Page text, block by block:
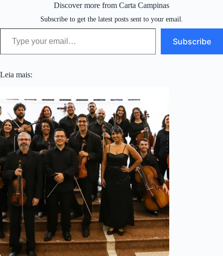
Discover more from Carta Campinas
Subscribe to get the latest posts sent to your email.
Type your email…
Subscribe
Leia mais: